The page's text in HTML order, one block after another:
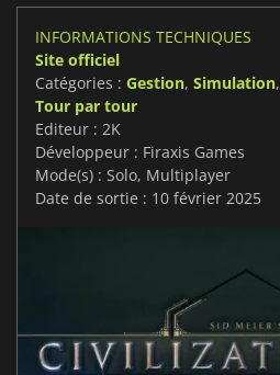
INFORMATIONS TECHNIQUES
Site officiel
Catégories : Gestion, Simulation,
Tour par tour
Editeur : 2K
Développeur : Firaxis Games
Mode(s) : Solo, Multiplayer
Date de sortie : 10 février 2025